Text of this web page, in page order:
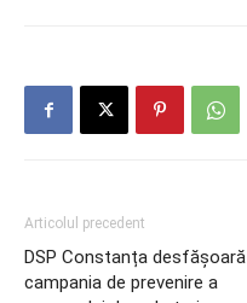
Articolul precedent
DSP Constanța desfășoară
campania de prevenire a